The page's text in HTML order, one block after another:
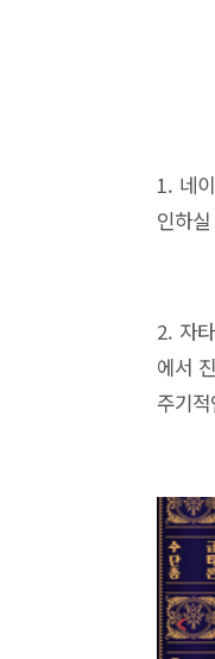
1. 네
인하
2. 자
에서
주기